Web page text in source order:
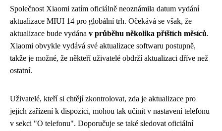
Společnost Xiaomi zatím oficiálně neoznámila datum vydání
aktualizace MIUI 14 pro globální trh. Očekává se však, že
aktualizace bude vydána v průběhu několika příštích měsíců.
Xiaomi obvykle vydává své aktualizace softwaru postupně,
takže je možné, že někteří uživatelé obdrží aktualizaci dříve než
ostatní.
Uživatelé, kteří si chtějí zkontrolovat, zda je aktualizace pro
jejich zařízení k dispozici, mohou tak učinit v nastavení telefonu
v sekci "O telefonu". Doporučuje se také sledovat oficiální